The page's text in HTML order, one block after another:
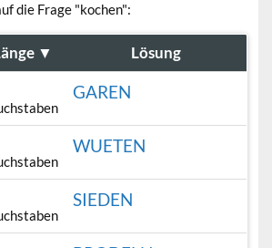
die Frage "kochen":
▼ Lösung
GAREN
WUETEN
SIEDEN